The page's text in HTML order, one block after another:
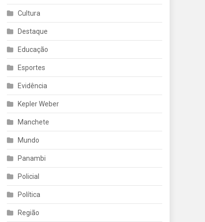
Cultura
Destaque
Educação
Esportes
Evidência
Kepler Weber
Manchete
Mundo
Panambi
Policial
Política
Região